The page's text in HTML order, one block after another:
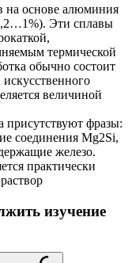
на основе алюминия
Эти сплавы
термической
обычно состоит
величиной
присутствуют фразы:
соединения Mg2Si,
железо.
практически
изучение